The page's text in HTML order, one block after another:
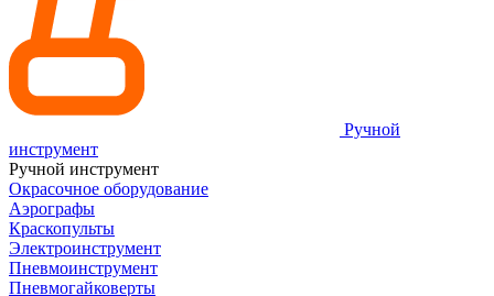
Ручной
инструмент
Ручной инструмент
Окрасочное оборудование
Аэрографы
Краскопульты
Электроинструмент
Пневмоинструмент
Пневмогайковерты